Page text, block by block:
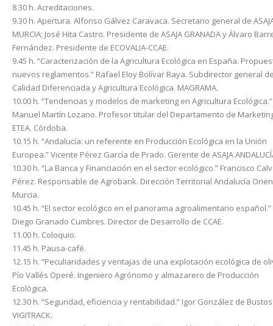
8.30 h. Acreditaciones.
9.30 h. Apertura. Alfonso Gálvez Caravaca. Secretario general de
MURCIA; José Hita Castro. Presidente de ASAJA GRANADA y Álvaro
Fernández. Presidente de ECOVALIA-CCAE.
9.45 h. “Caracterización de la Agricultura Ecológica en España.
nuevos reglamentos.” Rafael Eloy Bolívar Raya. Subdirector general
Calidad Diferenciada y Agricultura Ecológica. MAGRAMA.
10.00 h. “Tendencias y modelos de marketing en Agricultura
Manuel Martín Lozano. Profesor titular del Departamento de
ETEA. Córdoba.
10.15 h. “Andalucía: un referente en Producción Ecológica en la Unión
Europea.” Vicente Pérez García de Prado. Gerente de ASAJA
10.30 h. “La Banca y Financiación en el sector ecológico.” Francisco
Pérez. Responsable de Agrobank. Dirección Territorial Andalucía
Murcia.
10.45 h. “El sector ecológico en el panorama agroalimentario español.”
Diego Granado Cumbres. Director de Desarrollo de CCAE.
11.00 h. Coloquio.
11.45 h. Pausa-café.
12.15 h. “Peculiaridades y ventajas de una explotación ecológica de
Pío Vallés Operé. Ingeniero Agrónomo y almazarero de Producción
Ecológica.
12.30 h. “Seguridad, eficiencia y rentabilidad.” Igor González de
VIGITRACK.